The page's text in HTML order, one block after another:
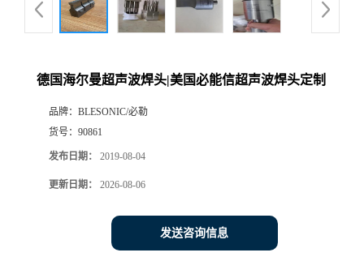
德国海尔曼超声波焊头|美国必能信超声波焊头定制
品牌： BLESONIC/必勒
货号： 90861
发布日期： 2019-08-04
更新日期： 2026-08-06
发送咨询信息